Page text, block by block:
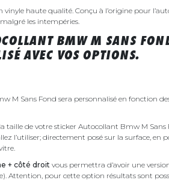
vinyle haute qualité. Conçu à l’origine pour
les intempéries.
BMW M SANS
AVEC VOS OPTIONS.
M Sans Fond sera personnalisé en fonction
taille de votre sticker Autocollant Bmw M Sans
l’utiliser; directement posé sur la surface, en
+ côté droit vous permettra d’avoir une
Attention, pour cette option résultats sont